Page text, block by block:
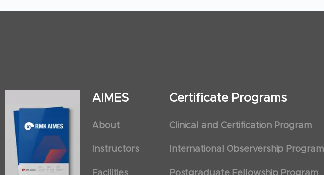
AIMES
About
Instructors
Facilities
Certificate Programs
Clinical and Certification Program
International Observership Program
Postgraduate Fellowship Program